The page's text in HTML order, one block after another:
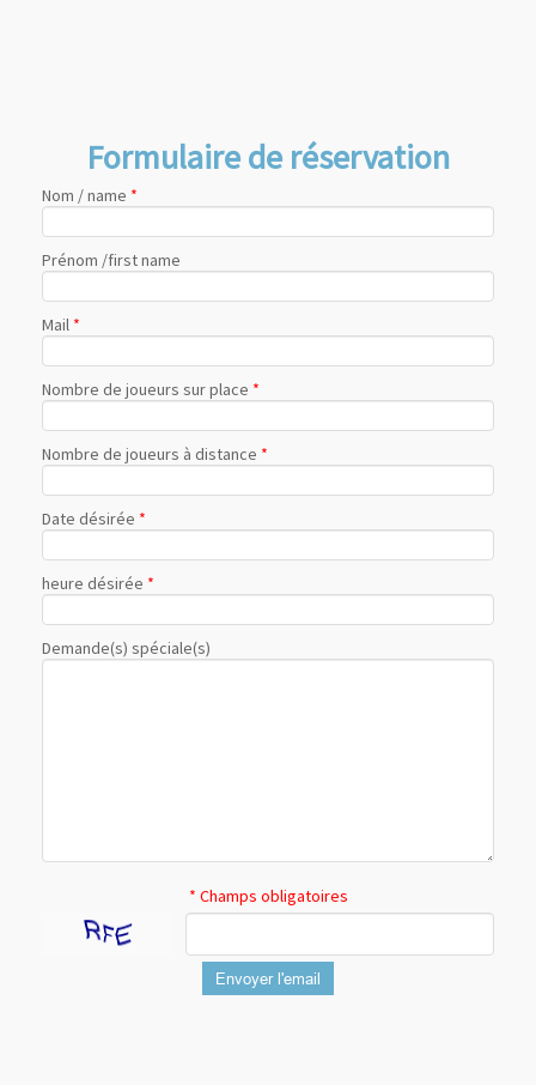
Formulaire de réservation
Nom / name *
Prénom /first name
Mail *
Nombre de joueurs sur place *
Nombre de joueurs à distance *
Date désirée *
heure désirée *
Demande(s) spéciale(s)
* Champs obligatoires
Envoyer l'email